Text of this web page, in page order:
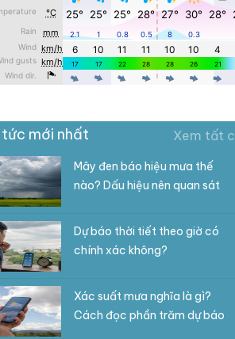
tức mới nhất Xem tất
Mây đen báo hiệu mưa thế
nào? Dấu hiệu nên quan sát
Dự báo thời tiết theo giờ có
chính xác không?
Xác suất mưa nghĩa là gì?
Cách đọc phần trăm dự báo